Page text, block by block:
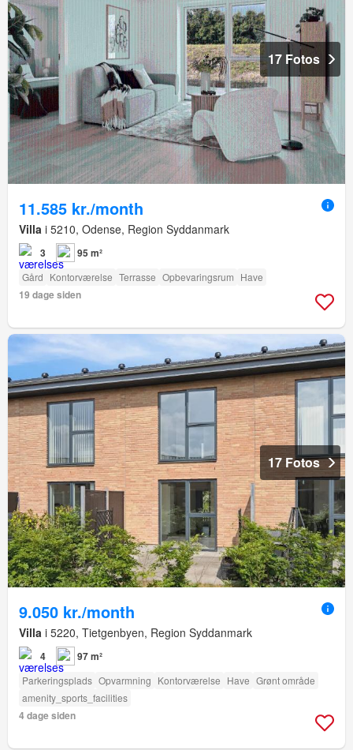
17 Fotos
11.585 kr./month
Villa i 5210, Odense, Region Syddanmark
3 95 m²
Gård Kontorværelse Terrasse Opbevaringsrum Have
19 dage siden
17 Fotos
9.050 kr./month
Villa i 5220, Tietgenbyen, Region Syddanmark
4 97 m²
Parkeringsplads Opvarmning Kontorværelse Have Grønt område
amenity_sports_facilities
4 dage siden